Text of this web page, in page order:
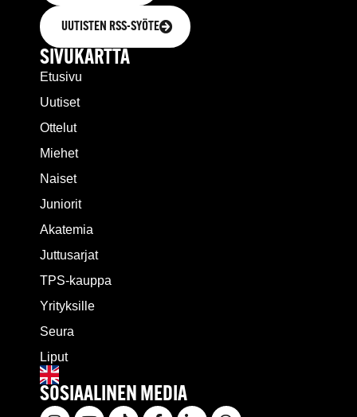
UUTISTEN RSS-SYÖTE
SIVUKARTTA
Etusivu
Uutiset
Ottelut
Miehet
Naiset
Juniorit
Akatemia
Juttusarjat
TPS-kauppa
Yrityksille
Seura
Liput
SOSIAALINEN MEDIA